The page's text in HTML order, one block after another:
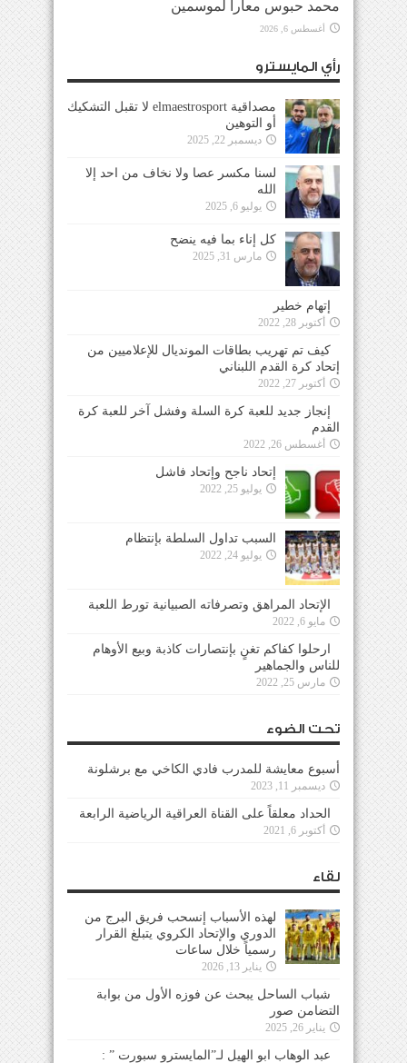
محمد حبوس معاراً لموسمين
أغسطس 6, 2026
رأي المايسترو
مصداقية elmaestrosport لا تقبل التشكيك
أو التوهين
ديسمبر 22, 2025
لسنا مكسر عصا ولا نخاف من احد إلا
الله
يوليو 6, 2025
كل إناء بما فيه ينضح
مارس 31, 2025
إتهام خطير
أكتوبر 28, 2022
كيف تم تهريب بطاقات المونديال للإعلاميين من
إتحاد كرة القدم اللبناني
أكتوبر 27, 2022
إنجاز جديد للعبة كرة السلة وفشل آخر للعبة كرة
القدم
أغسطس 26, 2022
إتحاد ناجح وإتحاد فاشل
يوليو 25, 2022
السبب تداول السلطة بإنتظام
يوليو 24, 2022
الإتحاد المراهق وتصرفاته الصبيانية تورط اللعبة
مايو 6, 2022
ارحلوا كفاكم تغنٍ بإنتصارات كاذبة وبيع الأوهام
للناس والجماهير
مارس 25, 2022
تحت الضوء
أسبوع معايشة للمدرب فادي الكاخي مع برشلونة
ديسمبر 11, 2023
الحداد معلقاً على القناة العراقية الرياضية الرابعة
أكتوبر 6, 2021
لقاء
لهذه الأسباب إنسحب فريق البرج من
الدوري والإتحاد الكروي يتبلغ القرار
رسمياً خلال ساعات
يناير 13, 2026
شباب الساحل يبحث عن فوزه الأول من بوابة
التضامن صور
يناير 26, 2025
عبد الوهاب ابو الهيل لـ”المايسترو سبورت ” :